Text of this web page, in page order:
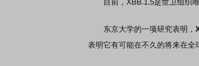
目前，XBB.1.5是世卫组织唯
东京大学的一项研究表明，
表明它有可能在不久的将来在全